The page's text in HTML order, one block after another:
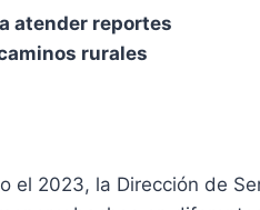
atender reportes
rurales
el 2023, la Dirección de